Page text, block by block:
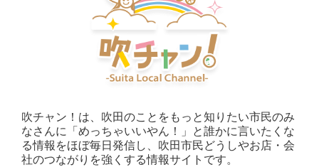
吹チャン！は、吹田のことをもっと知りたい市民のみ
なさんに「めっちゃいいやん！」と誰かに言いたくな
る情報をほぼ毎日発信し、吹田市民どうしやお店・会
社のつながりを強くする情報サイトです。